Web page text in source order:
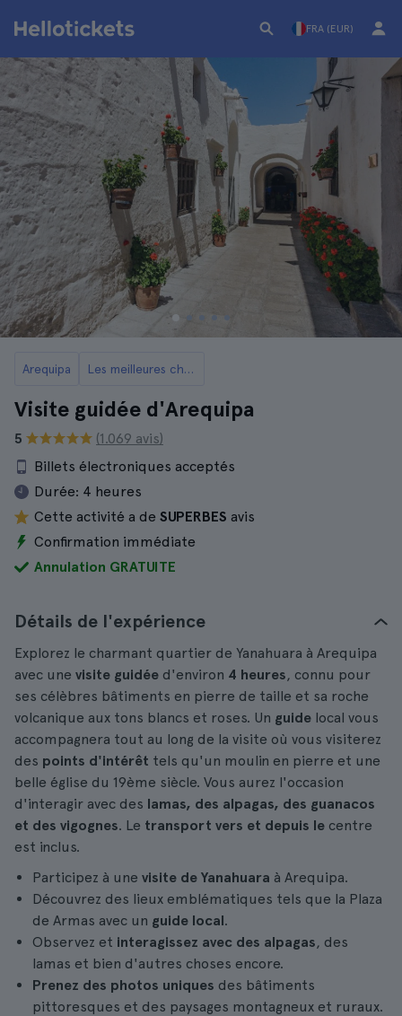
FRA (EUR)
Arequipa Les meilleures choses à faire à Arequipa
Visite guidée d'Arequipa
5
(1.069 avis)
Billets électroniques acceptés
Durée: 4 heures
Cette activité a de SUPERBES avis
Confirmation immédiate
Annulation GRATUITE
Détails de l'expérience
Explorez le charmant quartier de Yanahuara à Arequipa
avec une visite guidée d'environ 4 heures, connu pour
ses célèbres bâtiments en pierre de taille et sa roche
volcanique aux tons blancs et roses. Un guide local vous
accompagnera tout au long de la visite où vous visiterez
des points d'intérêt tels qu'un moulin en pierre et une
belle église du 19ème siècle. Vous aurez l'occasion
d'interagir avec des lamas, des alpagas, des guanacos
et des vigognes. Le transport vers et depuis le centre
est inclus.
Participez à une visite de Yanahuara à Arequipa.
Découvrez des lieux emblématiques tels que la Plaza
de Armas avec un guide local.
Observez et interagissez avec des alpagas, des
lamas et bien d'autres choses encore.
Prenez des photos uniques des bâtiments
pittoresques et des paysages montagneux et ruraux.